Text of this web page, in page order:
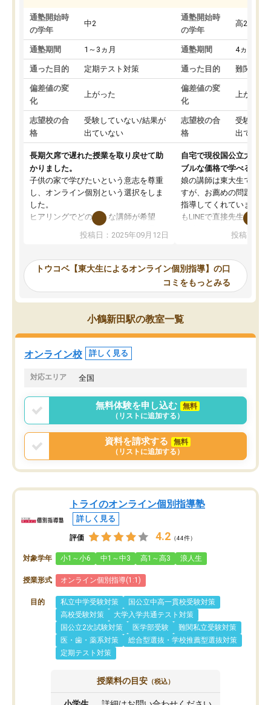
通塾開始時
の学年
中2
通塾期間 1～3ヵ月
通った目的 定期テスト対策
偏差値の変
化
上がった
志望校の合
格
受験していない/結果が
出ていない
長期欠席で遅れた授業を取り戻せて助
かりました。
子供の家で学びたいという意志を尊重
し、オンライン個別という選択をしま
した。
ヒアリングでどのような講師が希望
か、オプションは付帯するかなど選ぶ
事が出来ました。
ーティングを行い、その講師で良いか
見てから講師を決定する事ができま
す。
うちの子は、初回面談の講師の方で決
オンラインツールを使用した単語帳の
共有があり宿題もそちらで出される形
でした。
言う事で講師変更の申し出があり、あ
まりに短期での変更だった為、塾に通
う事にして退会しました。遅れも取り
戻せ、授業内容や講師の方は良かった
と思います。
投稿日：2025年09月12日
通塾開始時
の学年
高2
通塾期間 4ヵ月～1
通った目的 難関私立
偏差値の変
化
上がった
志望校の合
格
受験して
出ていな
自宅で現役国公立大学生
ブルな価格で学べる
娘の講師は東大生では無
すが、お薦めの問題集や
指導してくれています。
もLINEで直接先生に質問
めれるので、個人に合
いなのがあり(有料)、受
ことをどんなスケジュー
くか相談したのですが、
ち期待したものではなく
内容でした。それでも明
やる気も出ましたし、苦
くなってきたようなので
投稿日：
トウコベ【東大生によるオンライン個別指導】の口
コミをもっとみる
小鶴新田駅の教室一覧
オンライン校 詳しく見る
対応エリア 全国
無料体験を申し込む
無料
（リストに追加する）
資料を請求する
無料
（リストに追加する）
トライのオンライン個別指導塾
詳しく見る
評価 4.2 （44件）
対象学年 小1～小6 中1～中3 高1～高3 浪人生
授業形式 オンライン個別指導(1:1)
目的 私立中学受験対策
国公立中高一貫校受験対策
高校受験対策
大学入学共通テスト対策
国公立2次試験対策
医学部受験
難関私立受験対策
医・歯・薬系対策
総合型選抜・学校推薦型選抜対策
定期テスト対策
授業料の目安 （税込）